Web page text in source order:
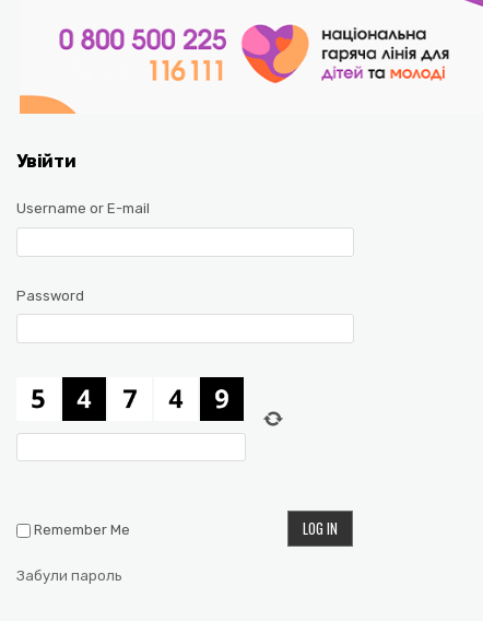
Увійти
Username or E-mail
Password
Remember Me
Забули пароль